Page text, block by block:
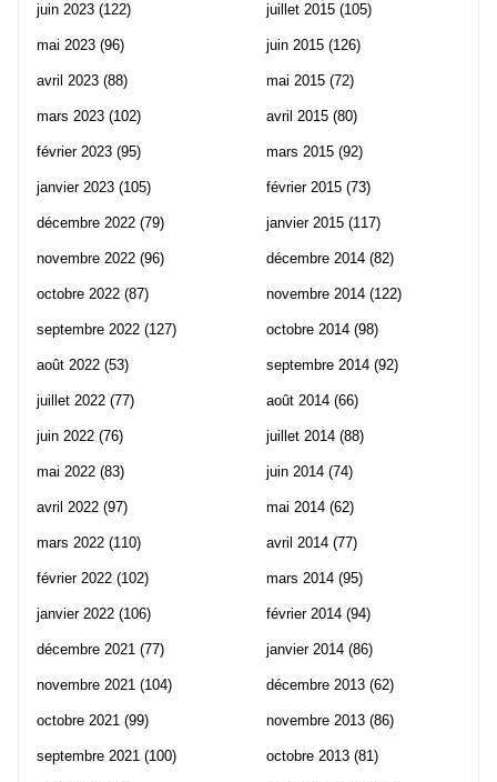
juin 2023 (122)
mai 2023 (96)
avril 2023 (88)
mars 2023 (102)
février 2023 (95)
janvier 2023 (105)
décembre 2022 (79)
novembre 2022 (96)
octobre 2022 (87)
septembre 2022 (127)
août 2022 (53)
juillet 2022 (77)
juin 2022 (76)
mai 2022 (83)
avril 2022 (97)
mars 2022 (110)
février 2022 (102)
janvier 2022 (106)
décembre 2021 (77)
novembre 2021 (104)
octobre 2021 (99)
septembre 2021 (100)
juillet 2015 (105)
juin 2015 (126)
mai 2015 (72)
avril 2015 (80)
mars 2015 (92)
février 2015 (73)
janvier 2015 (117)
décembre 2014 (82)
novembre 2014 (122)
octobre 2014 (98)
septembre 2014 (92)
août 2014 (66)
juillet 2014 (88)
juin 2014 (74)
mai 2014 (62)
avril 2014 (77)
mars 2014 (95)
février 2014 (94)
janvier 2014 (86)
décembre 2013 (62)
novembre 2013 (86)
octobre 2013 (81)